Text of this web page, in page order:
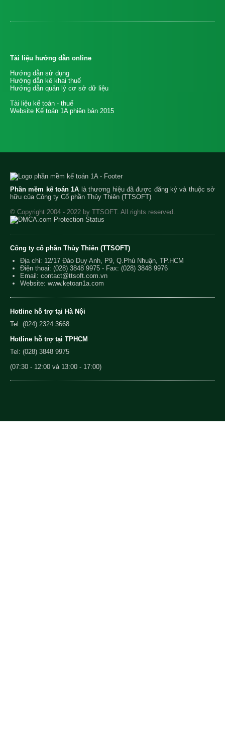
Tài liệu hướng dẫn online
Hướng dẫn sử dụng
Hướng dẫn kê khai thuế
Hướng dẫn quản lý cơ sở dữ liệu
Tài liệu kế toán - thuế
Website Kế toán 1A phiên bản 2015
Phần mềm kế toán 1A là thương hiệu đã được đăng ký và thuộc sở
hữu của Công ty Cổ phần Thủy Thiên (TTSOFT)
© Copyright 2004 - 2022 by TTSOFT. All rights reserved.
Công ty cổ phần Thủy Thiên (TTSOFT)
Địa chỉ: 12/17 Đào Duy Anh, P9, Q.Phú Nhuận, TP.HCM
Điện thoại: (028) 3848 9975 - Fax: (028) 3848 9976
Email: contact@ttsoft.com.vn
Website: www.ketoan1a.com
Hotline hỗ trợ tại Hà Nội
Tel: (024) 2324 3668
Hotline hỗ trợ tại TPHCM
Tel: (028) 3848 9975
(07:30 - 12:00 và 13:00 - 17:00)